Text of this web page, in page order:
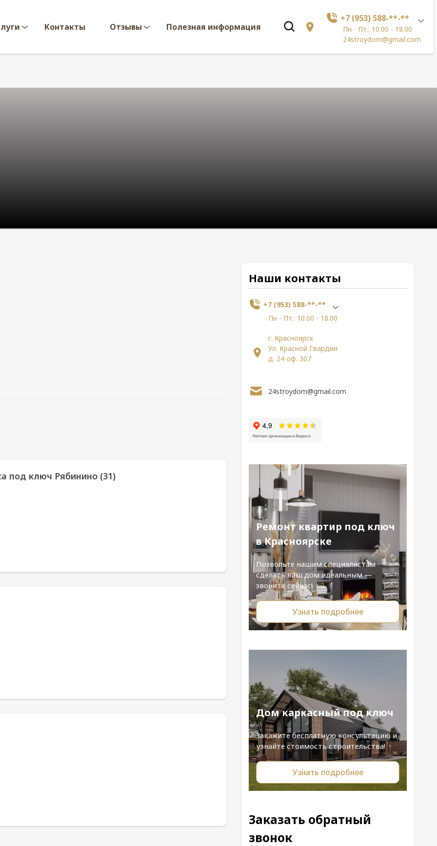
Контакты Отзывы Полезная информация
+7 (953) 588-**-**
Пн - Пт.: 10.00 - 18.00
24stroydom@gmail.com
под ключ Рябинино (31)
Наши контакты
+7 (953) 588-**-**
Пн - Пт.: 10.00 - 18.00
г. Красноярск
Ул. Красной Гвардии
д. 24 оф. 307
24stroydom@gmail.com
Ремонт квартир под ключ
в Красноярске
Позвольте нашим специалистам
сделать ваш дом идеальным —
звоните сейчас!
Узнать подробнее
Дом каркасный под ключ
Закажите бесплатную консультацию и
узнайте стоимость строительства!
Узнать подробнее
Заказать обратный
звонок